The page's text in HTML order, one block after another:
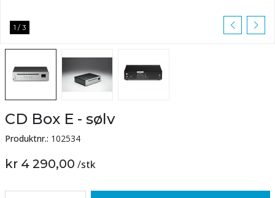
1 / 3
CD Box E - sølv
Produktnr.: 102534
kr 4 290,00 /stk